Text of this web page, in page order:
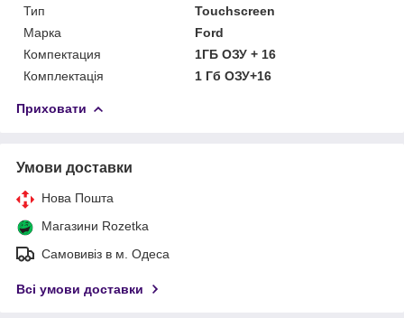
Тип
Touchscreen
Марка
Ford
Компектация
1ГБ ОЗУ + 16
Комплектація
1 Гб ОЗУ+16
Приховати
Умови доставки
Нова Пошта
Магазини Rozetka
Самовивіз в м. Одеса
Всі умови доставки